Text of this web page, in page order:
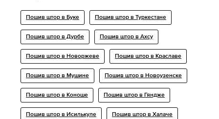
Пошив штор в Буке Пошив штор в Туркестане
Пошив штор в Дурбе Пошив штор в Ахсу
Пошив штор в Новоржеве Пошив штор в Краславе
Пошив штор в Мушине Пошив штор в Новоузенске
Пошив штор в Коноше Пошив штор в Гяндже
Пошив штор в Исилькуле Пошив штор в Халаче